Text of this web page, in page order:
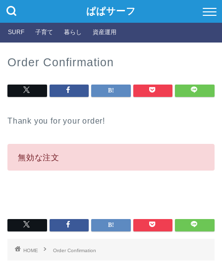
ぱぱサーフ
SURF 子育て 暮らし 資産運用
Order Confirmation
Thank you for your order!
無効な注文
HOME Order Confirmation